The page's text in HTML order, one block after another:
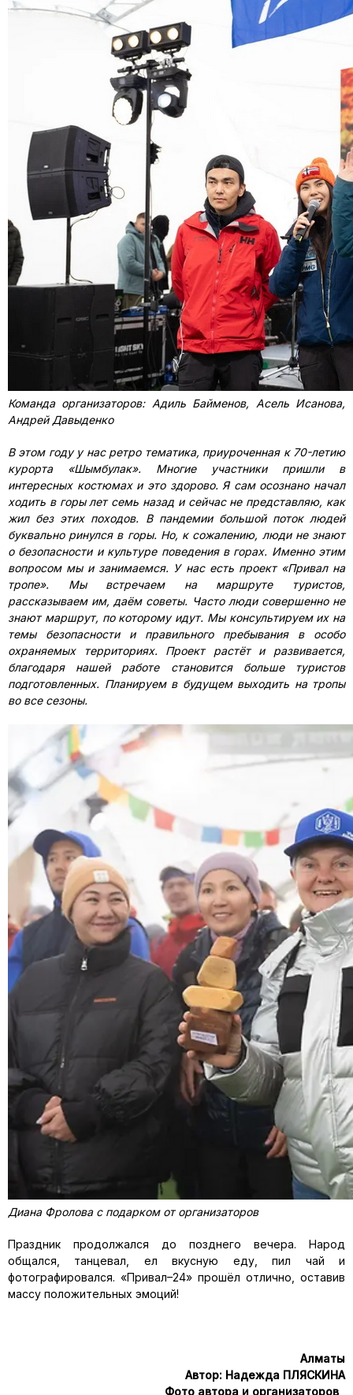
Команда организаторов: Адиль Байменов, Асель Исанова,
Андрей Давыденко
В этом году у нас ретро тематика, приуроченная к 70-летию
курорта «Шымбулак». Многие участники пришли в
интересных костюмах и это здорово. Я сам осознано начал
ходить в горы лет семь назад и сейчас не представляю, как
жил без этих походов. В пандемии большой поток людей
буквально ринулся в горы. Но, к сожалению, люди не знают
о безопасности и культуре поведения в горах. Именно этим
вопросом мы и занимаемся. У нас есть проект «Привал на
тропе». Мы встречаем на маршруте туристов,
рассказываем им, даём советы. Часто люди совершенно не
знают маршрут, по которому идут. Мы консультируем их на
темы безопасности и правильного пребывания в особо
охраняемых территориях. Проект растёт и развивается,
благодаря нашей работе становится больше туристов
подготовленных. Планируем в будущем выходить на тропы
во все сезоны.
Диана Фролова с подарком от организаторов
Праздник продолжался до позднего вечера. Народ
общался, танцевал, ел вкусную еду, пил чай и
фотографировался. «Привал–24» прошёл отлично, оставив
массу положительных эмоций!
Алматы
Автор: Надежда ПЛЯСКИНА
Фото автора и организаторов